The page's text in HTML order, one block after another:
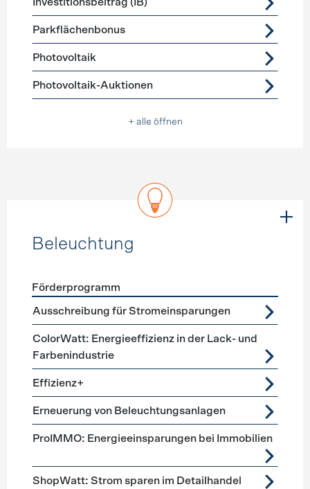
Parkflächenbonus
Photovoltaik
Photovoltaik-Auktionen
+ alle öffnen
Beleuchtung
Förderprogramme Beleuchtung
Förderprogramm
Ausschreibung für Stromeinsparungen
ColorWatt: Energieeffizienz in der Lack- und
Farbenindustrie
Effizienz+
Erneuerung von Beleuchtungsanlagen
ProIMMO: Energieeinsparungen bei Immobilien
ShopWatt: Strom sparen im Detailhandel